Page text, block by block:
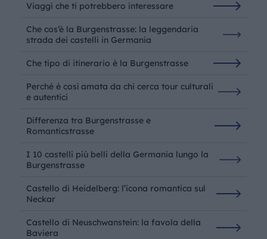
Viaggi che ti potrebbero interessare
Che cos’è la Burgenstrasse: la leggendaria
strada dei castelli in Germania
Che tipo di itinerario è la Burgenstrasse
Perché è così amata da chi cerca tour culturali
e autentici
Differenza tra Burgenstrasse e
Romanticstrasse
I 10 castelli più belli della Germania lungo la
Burgenstrasse
Castello di Heidelberg: l’icona romantica sul
Neckar
Castello di Neuschwanstein: la favola della
Baviera